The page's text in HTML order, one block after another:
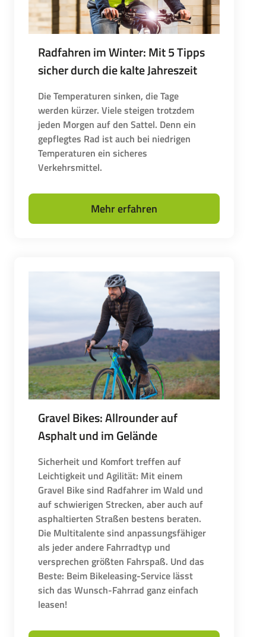
Radfahren im Winter: Mit 5 Tipps
sicher durch die kalte Jahreszeit
Die Temperaturen sinken, die Tage
werden kürzer. Viele steigen trotzdem
jeden Morgen auf den Sattel. Denn ein
gepflegtes Rad ist auch bei niedrigen
Temperaturen ein sicheres
Verkehrsmittel.
Mehr erfahren
Gravel Bikes: Allrounder auf
Asphalt und im Gelände
Sicherheit und Komfort treffen auf
Leichtigkeit und Agilität: Mit einem
Gravel Bike sind Radfahrer im Wald und
auf schwierigen Strecken, aber auch auf
asphaltierten Straßen bestens beraten.
Die Multitalente sind anpassungsfähiger
als jeder andere Fahrradtyp und
versprechen größten Fahrspaß. Und das
Beste: Beim Bikeleasing-Service lässt
sich das Wunsch-Fahrrad ganz einfach
leasen!